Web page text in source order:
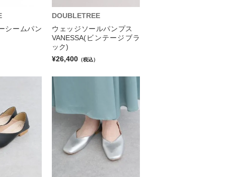
シームパン
DOUBLETREE
ウェッジソールパンプス
VANESSA(ビンテージブラ
ック)
¥26,400 （税込）